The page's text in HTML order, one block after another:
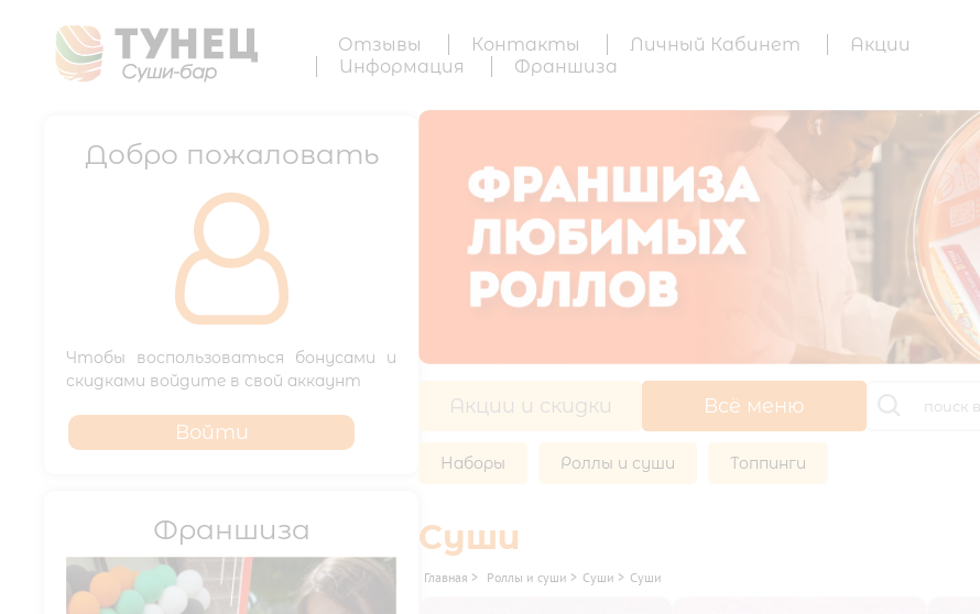
Отзывы Контакты Личный Кабинет
Акции
Информация
Франшиза
Добро пожаловать

Чтобы воспользоваться бонусами и
скидками войдите в свой аккаунт
Войти
Франшиза
Акции и скидки Всё меню
Наборы Роллы и суши Топпинги
Суши
Главная > Роллы и суши > Суши > Суши